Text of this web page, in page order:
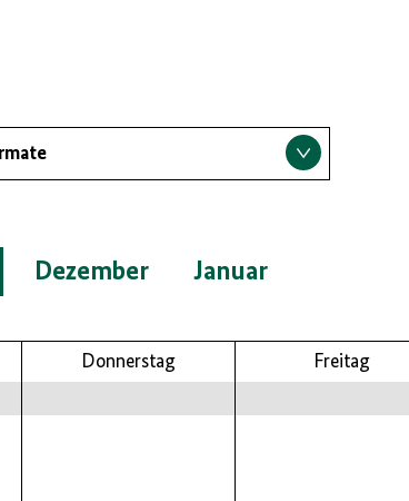
Dezember Januar
Donnerstag Freitag